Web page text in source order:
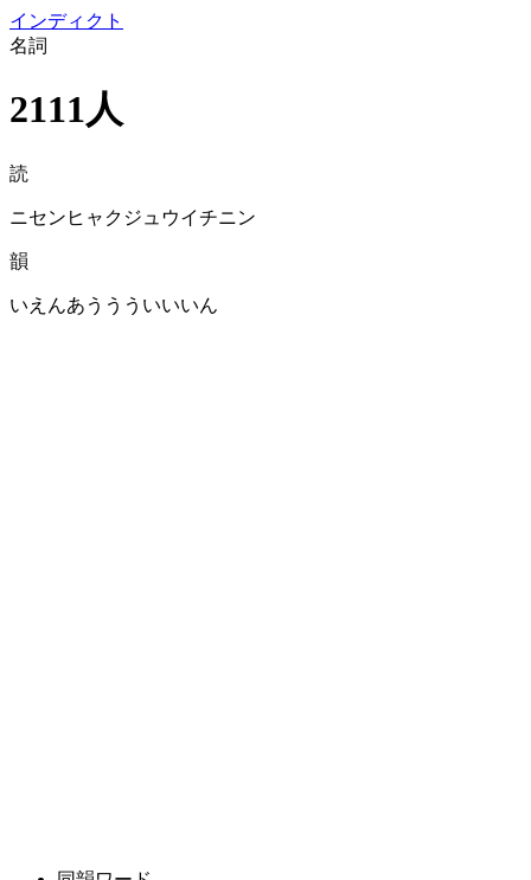
インディクト
名詞
2111人
読
ニセンヒャクジュウイチニン
韻
いえんあううういいいん